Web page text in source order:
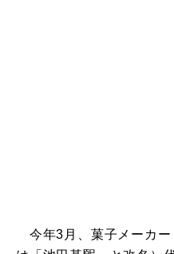
今年3月、菓子メーカー